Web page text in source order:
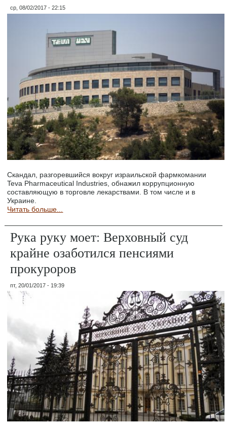
ср, 08/02/2017 - 22:15
Скандал, разгоревшийся вокруг израильской фармкомании
Teva Pharmaceutical Industries, обнажил коррупционную
составляющую в торговле лекарствами. В том числе и в
Украине.
Читать больше...
Рука руку моет: Верховный суд
крайне озаботился пенсиями
прокуроров
пт, 20/01/2017 - 19:39